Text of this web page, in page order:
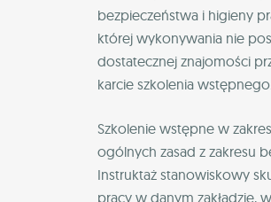
bezpieczeństwa i higieny
której wykonywania nie
dostatecznej znajomości
karcie szkolenia
Szkolenie wstępne w
ogólnych zasad z zakresu
Instruktaż stanowiskowy
pracy w danym zakładzie,